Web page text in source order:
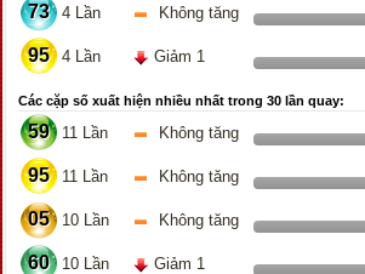
73 4 Lần Không tăng
95 4 Lần Giảm 1
Các cặp số xuất hiện nhiều nhất trong 30 lần quay:
59 11 Lần Không tăng
95 11 Lần Không tăng
05 10 Lần Không tăng
60 10 Lần Giảm 1